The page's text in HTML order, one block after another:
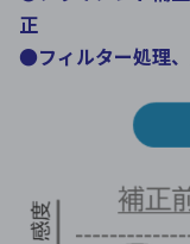
正
●フィルター処理